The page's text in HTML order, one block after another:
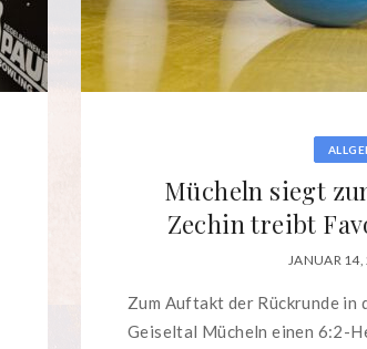
Mücheln siegt
Zechin treibt
JANUAR
Zum Auftakt der Rückrunde in
Geiseltal Mücheln einen 6:2-